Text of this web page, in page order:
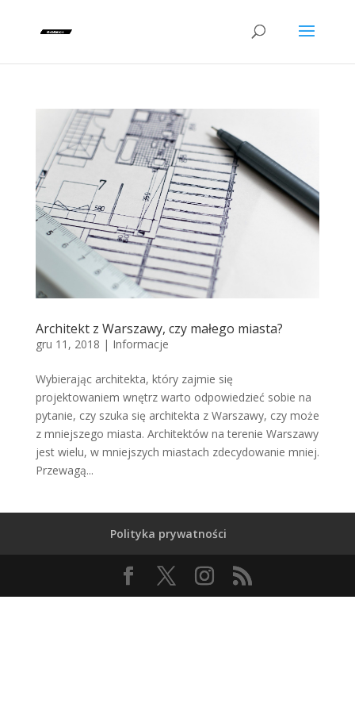
Architekt z Warszawy, czy małego miasta?
gru 11, 2018 | Informacje
Wybierając architekta, który zajmie się
projektowaniem wnętrz warto odpowiedzieć sobie na
pytanie, czy szuka się architekta z Warszawy, czy może
z mniejszego miasta. Architektów na terenie Warszawy
jest wielu, w mniejszych miastach zdecydowanie mniej.
Przewagą...
Polityka prywatności